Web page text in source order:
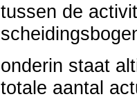
tussen de
onderin staat
totale aantal